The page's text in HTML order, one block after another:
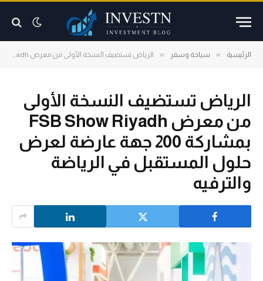
الرئيسية » سياحة وسفر » الرياض تستضيف النسخة الأولى من معرض FSB Show Riyadh بمشاركة 200 جهة عارضة لعرض حلول المستقبل في الرياضة والترفيه
الرياض تستضيف النسخة الأولى
من معرض FSB Show Riyadh
بمشاركة 200 جهة عارضة لعرض
حلول المستقبل في الرياضة
والترفيه